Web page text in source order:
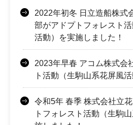
2022年初冬 日立造船株式
部がアドプトフォレスト
活動）を実施しました！
2023年早春 アコム株式会
ト活動（生駒山系花屏風
令和5年 春季 株式会社立
トフォレスト活動（生駒